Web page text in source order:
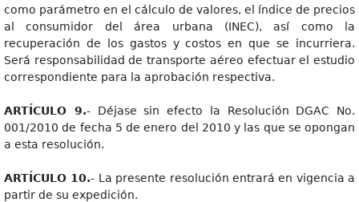
como parámetro en el cálculo de valores, el índice de precios
al consumidor del área urbana (INEC), así como la
recuperación de los gastos y costos en que se incurriera.
Será responsabilidad de transporte aéreo efectuar el estudio
correspondiente para la aprobación respectiva.
ARTÍCULO 9.- Déjase sin efecto la Resolución DGAC No.
001/2010 de fecha 5 de enero del 2010 y las que se opongan
a esta resolución.
ARTÍCULO 10.- La presente resolución entrará en vigencia a
partir de su expedición.